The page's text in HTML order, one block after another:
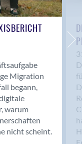
Migration
begann,
warum
nicht scheint.